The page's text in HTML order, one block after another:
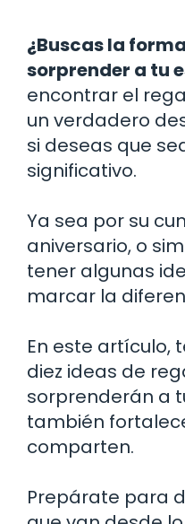
¿Buscas la
sorprender a tu
encontrar el
un verdadero
si deseas que
significativo.
Ya sea por su
aniversario, o
tener algunas
marcar la
En este artículo,
diez ideas de
sorprenderán a
también
comparten.
Prepárate para